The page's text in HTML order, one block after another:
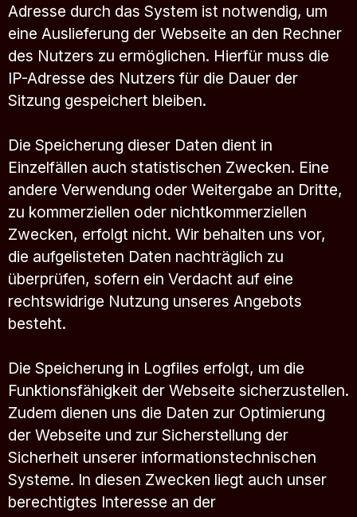
Adresse durch das System ist notwendig, um
eine Auslieferung der Webseite an den Rechner
des Nutzers zu ermöglichen. Hierfür muss die
IP-Adresse des Nutzers für die Dauer der
Sitzung gespeichert bleiben.
Die Speicherung dieser Daten dient in
Einzelfällen auch statistischen Zwecken. Eine
andere Verwendung oder Weitergabe an Dritte,
zu kommerziellen oder nichtkommerziellen
Zwecken, erfolgt nicht. Wir behalten uns vor,
die aufgelisteten Daten nachträglich zu
überprüfen, sofern ein Verdacht auf eine
rechtswidrige Nutzung unseres Angebots
besteht.
Die Speicherung in Logfiles erfolgt, um die
Funktionsfähigkeit der Webseite sicherzustellen.
Zudem dienen uns die Daten zur Optimierung
der Webseite und zur Sicherstellung der
Sicherheit unserer informationstechnischen
Systeme. In diesen Zwecken liegt auch unser
berechtigtes Interesse an der